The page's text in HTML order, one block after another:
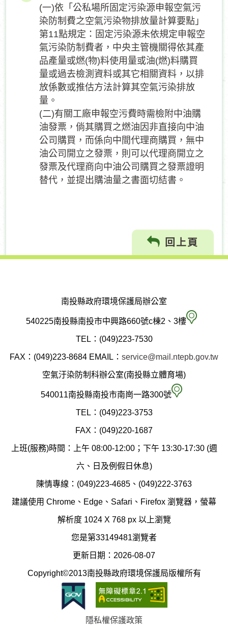
(一)依「公私場所固定污染源申報空氣污
染防制費之空氣污染物排放量計算要點」
第11點規定：固定污染源未依規定申報空
氣污染防制費者，中央主管機關得依其產
品產量或燃(物)料使用量或油(燃)料購買
量或過去檢測資料或其它相關資料，以排
放係數或推估方法計算其空氣污染排放
量。
(二)有關工廠申報空污費時需檢附中油購
油發票，倘其購買之燃油因非直接向中油
公司購買，而係向中間代理商購買，無中
油公司開立之發票，則可以代理商開立之
發票及代理商向中油公司購買之發票證明
替代，並提出購油量之書面切結書。
回上頁
南投縣政府環境保護局辦公室
540225南投縣南投市中興路660號c棟2、3樓 南
縣
保
局
圖
TEL：(049)223-7530
FAX：(049)223-8684 EMAIL： service@mail.ntepb.gov.tw
空氣汙染防制科辦公室(南投縣立體育場)
540011南投縣南投市南崗一路300號 空
染
制
科
(南
TEL：(049)223-3753
FAX：(049)220-1687
上班(服務)時間：上午 08:00-12:00；下午 13:30-17:30 (週
六、日及例假日休息)
陳情專線：(049)223-4685、(049)222-3763
建議使用 Chrome、Edge、Safari、Firefox 瀏覽器，螢幕
解析度 1024 X 768 px 以上瀏覽
您是第33149481瀏覽者
更新日期：2026-08-07
Copyright©2013南投縣政府環境保護局版權所有
隱私權保護政策